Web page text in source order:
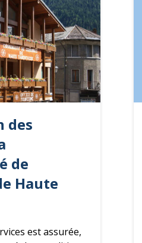
des
de
Haute
est assurée,